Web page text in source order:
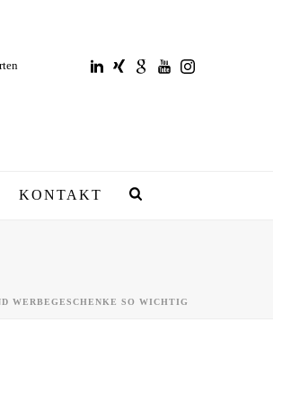
KONTAKT
WERBEGESCHENKE SO WICHTIG